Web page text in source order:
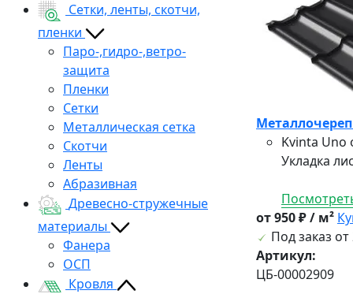
Сетки, ленты, скотчи,
пленки
Паро-,гидро-,ветро-
защита
Пленки
Сетки
Металлическая сетка
Скотчи
Ленты
Абразивная
Древесно-стружечные
материалы
Фанера
ОСП
Кровля
Kvinta Uno
Укладка
от 950 ₽ / м²
Под заказ от
Артикул:
ЦБ-00002909